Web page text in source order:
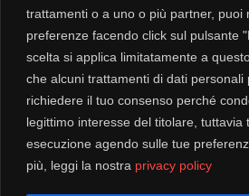
trattamenti o a uno o più partner, puoi
preferenze facendo click sul pulsante
scelta si applica limitatamente a
che alcuni trattamenti di dati personali
richiedere il tuo consenso perché
legittimo interesse del titolare, tuttavia
esecuzione agendo sulle tue
più, leggi la nostra privacy policy
Modalità di
Resi e Rimborsi